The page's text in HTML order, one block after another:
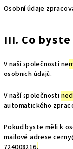
Osobní údaje
III. Co
V naší společnosti ne
osobních údajů.
V naší společnosti
automatického
Pokud byste měli k
mailové adrese
724008216.